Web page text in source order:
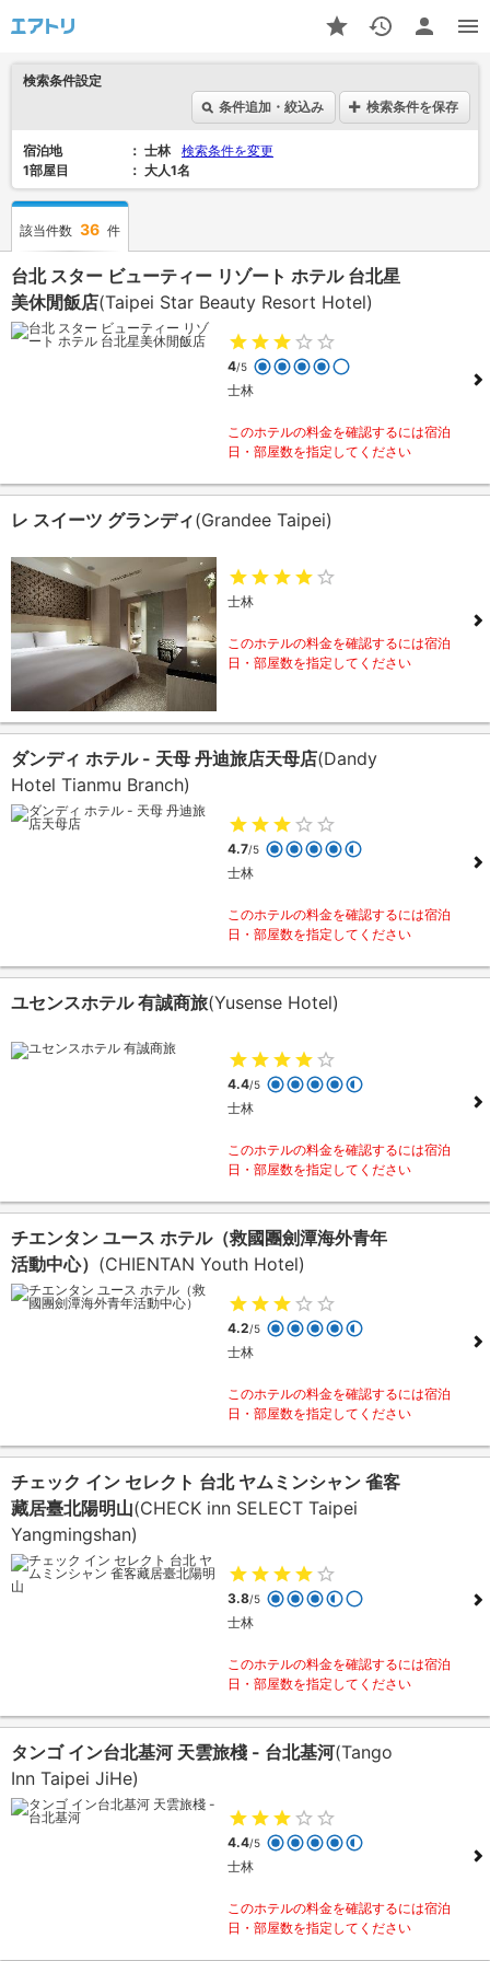
検索条件設定
条件追加・絞込み
検索条件を保存
宿泊地 士林
検索条件を変更
1部屋目
大人1名
該当件数 36 件
台北 スター ビューティー リゾート ホテル 台北星
美休閒飯店(Taipei Star Beauty Resort Hotel)
4/5
士林
このホテルの料金を確認するには宿泊
日・部屋数を指定してください
レ スイーツ グランディ(Grandee Taipei)
士林
このホテルの料金を確認するには宿泊
日・部屋数を指定してください
ダンディ ホテル - 天母 丹迪旅店天母店(Dandy
Hotel Tianmu Branch)
4.7/5
士林
このホテルの料金を確認するには宿泊
日・部屋数を指定してください
ユセンスホテル 有誠商旅(Yusense Hotel)
4.4/5
士林
このホテルの料金を確認するには宿泊
日・部屋数を指定してください
チエンタン ユース ホテル（救國團劍潭海外青年
活動中心） (CHIENTAN Youth Hotel)
4.2/5
士林
このホテルの料金を確認するには宿泊
日・部屋数を指定してください
チェック イン セレクト 台北 ヤムミンシャン 雀客
藏居臺北陽明山(CHECK inn SELECT Taipei
Yangmingshan)
3.8/5
士林
このホテルの料金を確認するには宿泊
日・部屋数を指定してください
タンゴ イン台北基河 天雲旅棧 - 台北基河(Tango
Inn Taipei JiHe)
4.4/5
士林
このホテルの料金を確認するには宿泊
日・部屋数を指定してください